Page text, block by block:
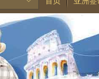
林王国|安